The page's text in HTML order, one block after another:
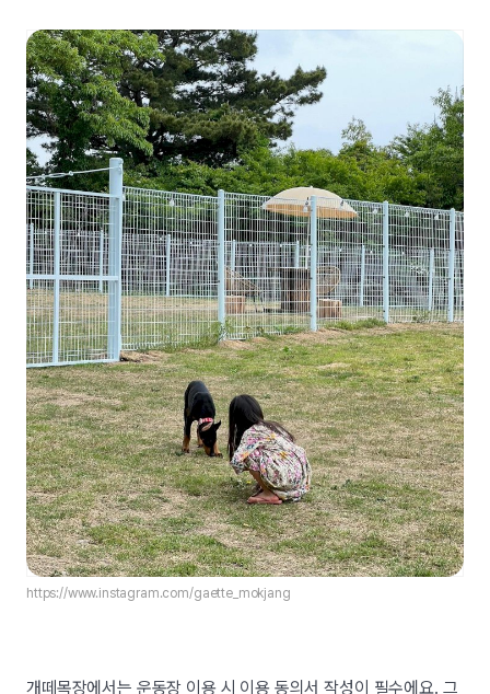
https://www.instagram.com/gaette_mokjang
개떼목장에서는 운동장 이용 시 이용 동의서 작성이 필수에요. 그